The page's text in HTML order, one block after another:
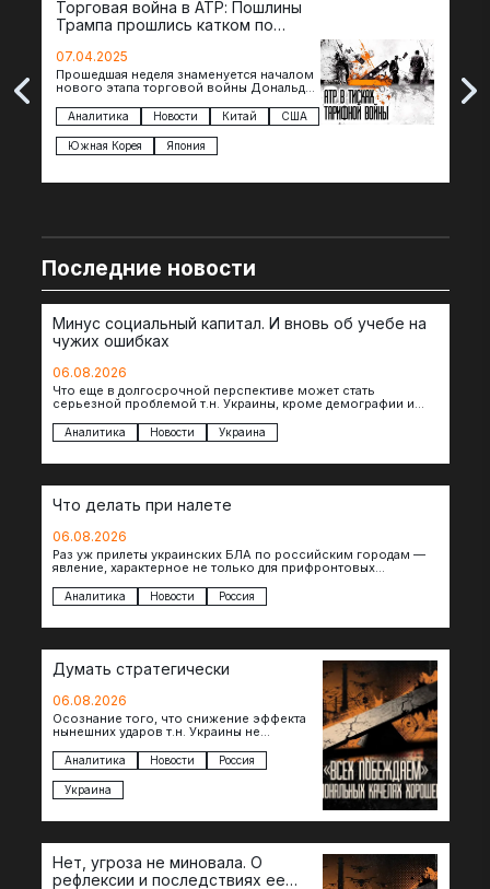
Торговая война в АТР: Пошлины
Трампа прошлись катком по
07.04.2025
Прошедшая неделя знаменуется началом
нового этапа торговой войны Дональда
импорта из более 100 стран…
Аналитика Новости Китай США
Южная Корея Япония
The
Последние новости
Минус социальный капитал. И вновь об учебе на
чужих ошибках
06.08.2026
Что еще в долгосрочной перспективе может стать
серьезной проблемой т.н. Украины, кроме демографии и
которых будет…
Аналитика Новости Украина
Что делать при налете
06.08.2026
Раз уж прилеты украинских БЛА по российским городам —
явление, характерное не только для прифронтовых
Аналитика Новости Россия
Думать стратегически
06.08.2026
Осознание того, что снижение эффекта
нынешних ударов т.н. Украины не
возможностей — повод задаться
вопросом: что делать…
Аналитика Новости Россия
Украина
Нет, угроза не миновала. О
рефлексии и последствиях ее